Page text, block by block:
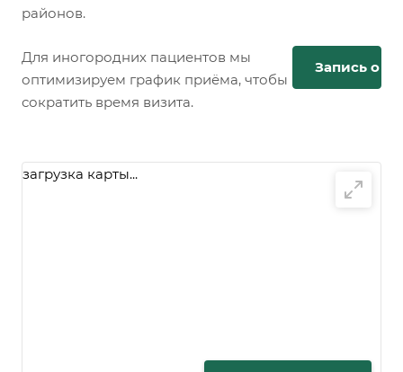
районов.
Для иногородних пациентов мы
оптимизируем график приёма, чтобы
сократить время визита.
Запись
загрузка карты...